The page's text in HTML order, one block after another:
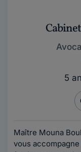
5
Maître Mouna
vous